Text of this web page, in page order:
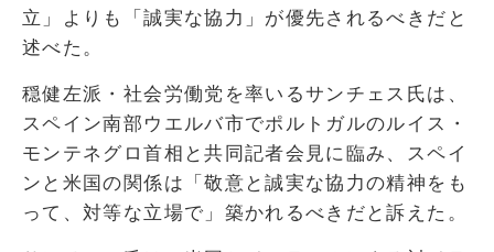
立」よりも「誠実な協力」が優先されるべきだと
述べた。
穏健左派・社会労働党を率いるサンチェス氏は、
スペイン南部ウエルバ市でポルトガルのルイス・
モンテネグロ首相と共同記者会見に臨み、スペイ
ンと米国の関係は「敬意と誠実な協力の精神をも
って、対等な立場で」築かれるべきだと訴えた。